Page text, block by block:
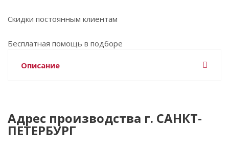
Скидки постоянным клиентам
Бесплатная помощь в подборе
Описание
Адрес производства г. САНКТ-
ПЕТЕРБУРГ